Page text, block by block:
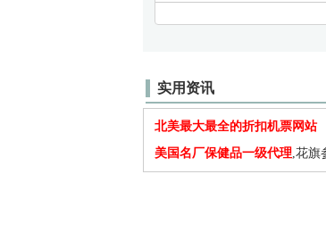
实用资讯
北美最大最全的折扣机票网站
美国名厂保健品一级代理,花旗